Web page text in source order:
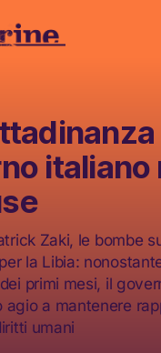
italiano
Zaki, le bombe
la Libia:
primi mesi, il
agio a mantenere
umani